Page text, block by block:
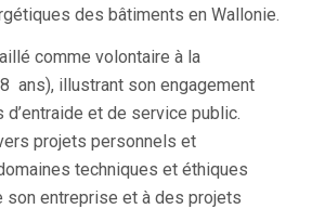
des bâtiments en Wallonie.
comme volontaire à la
ans), illustrant son engagement
et de service public.
projets personnels et
techniques et éthiques
son entreprise et à des projets